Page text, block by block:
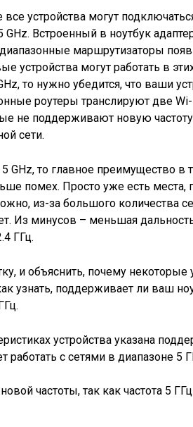
устройства могут
Встроенный в ноутбук
маршрутизаторы
устройства могут работать в
то нужно убедится, что ваши
роутеры транслируют две Wi-
не поддерживают новую
сети.
GHz, то главное преимущество в
помех. Просто уже есть места,
из-за большого количества
Из минусов – меньшая
ГГц.
и объяснить, почему некоторые
узнать, поддерживает ли ваш
устройства указана
работать с сетями в диапазоне 5
частоты, так как частота 5